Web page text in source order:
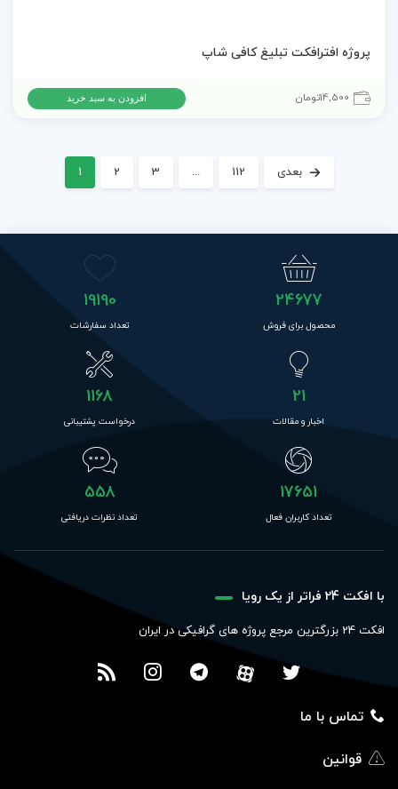
پروژه افترافکت تبلیغ کافی شاپ
14,500تومان افزودن به سبد خرید
1 2 3 ... 112 بعدی
24677
محصول برای فروش
19190
تعداد سفارشات
21
اخبار و مقالات
1168
درخواست پشتیبانی
17651
تعداد کاربران فعال
558
تعداد نظرات دریافتی
با افکت 24 فراتر از یک رویا
افکت 24 بزرگترین مرجع پروژه های گرافیکی در ایران
تماس با ما
قوانین